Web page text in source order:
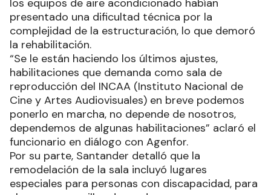
los equipos de aire acondicionado habían
presentado una dificultad técnica por la
complejidad de la estructuración, lo que demoró
la rehabilitación.
“Se le están haciendo los últimos ajustes,
habilitaciones que demanda como sala de
reproducción del INCAA (Instituto Nacional de
Cine y Artes Audiovisuales) en breve podemos
ponerlo en marcha, no depende de nosotros,
dependemos de algunas habilitaciones” aclaró el
funcionario en diálogo con Agenfor.
Por su parte, Santander detalló que la
remodelación de la sala incluyó lugares
especiales para personas con discapacidad, para